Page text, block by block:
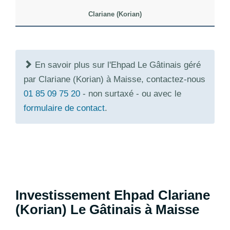
Clariane (Korian)
En savoir plus sur l'Ehpad Le Gâtinais géré
par Clariane (Korian) à Maisse, contactez-nous
01 85 09 75 20 - non surtaxé - ou avec le
formulaire de contact.
Investissement Ehpad Clariane
(Korian) Le Gâtinais à Maisse